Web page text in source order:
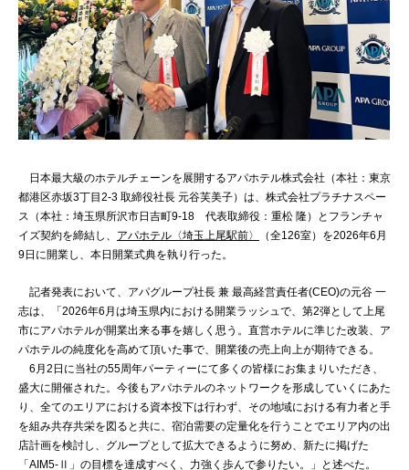
日本最大級のホテルチェーンを展開するアパホテル株式会社（本社：東京
都港区赤坂3丁目2-3 取締役社長 元谷芙美子）は、株式会社プラチナスペー
ス（本社：埼玉県所沢市日吉町9-18 代表取締役：重松 隆）とフランチャ
イズ契約を締結し、 アパホテル〈埼玉上尾駅前〉
（全126室）を2026年6月
9日に開業し、本日開業式典を執り行った。
記者発表において、アパグループ社長 兼 最高経営責任者(CEO)の元谷 一
志は、「2026年6月は埼玉県内における開業ラッシュで、第2弾として上尾
市にアパホテルが開業出来る事を嬉しく思う。直営ホテルに準じた改装、ア
パホテルの純度化を高めて頂いた事で、開業後の売上向上が期待できる。
6月2日に当社の55周年パーティーにて多くの皆様にお集まりいただき、
盛大に開催された。今後もアパホテルのネットワークを形成していくにあた
り、全てのエリアにおける資本投下は行わず、その地域における有力者と手
を組み共存共栄を図ると共に、宿泊需要の定量化を行うことでエリア内の出
店計画を検討し、グループとして拡大できるように努め、新たに掲げた
「AIM5-Ⅱ」の目標を達成すべく、力強く歩んで参りたい。」と述べた。